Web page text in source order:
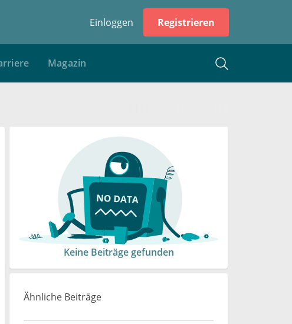
Einloggen Registrieren
Magazin
Keine Beiträge gefunden
Ähnliche Beiträge